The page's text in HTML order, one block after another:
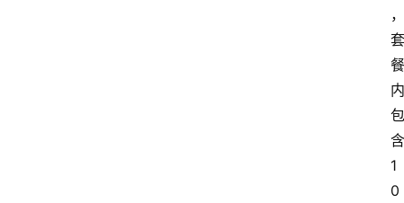
，
套
餐
内
包
含
1
0